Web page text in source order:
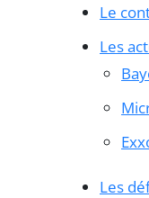
Le
Les
Les